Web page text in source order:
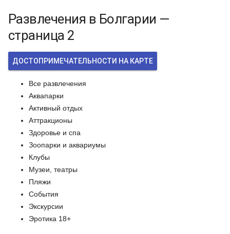
Развлечения в Болгарии —
страница 2
ДОСТОПРИМЕЧАТЕЛЬНОСТИ НА КАРТЕ
Все развлечения
Аквапарки
Активный отдых
Аттракционы
Здоровье и спа
Зоопарки и аквариумы
Клубы
Музеи, театры
Пляжи
События
Экскурсии
Эротика 18+